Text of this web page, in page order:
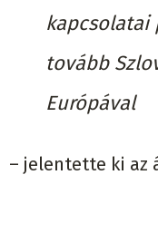
kapcsolatai
tovább
Európával
– jelentette ki az